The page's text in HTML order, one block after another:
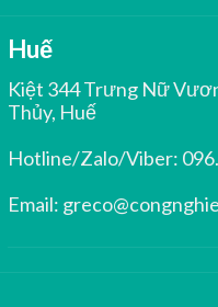
Huế
Kiệt 344 Trưng Nữ
Thủy, Huế
Hotline/Zalo/Viber:
Email: